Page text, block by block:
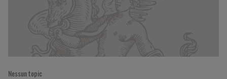
Nessun topic